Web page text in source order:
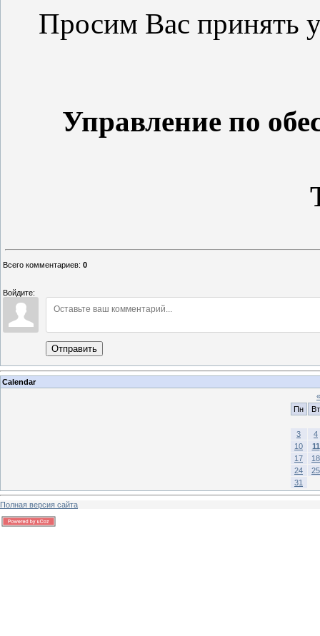
Просим Вас принять
Управление по
Всего комментариев: 0
Войдите:
Отправить
Calendar
«
Пн
Вт
3
4
10
11
17
18
24
25
31
Полная версия сайта